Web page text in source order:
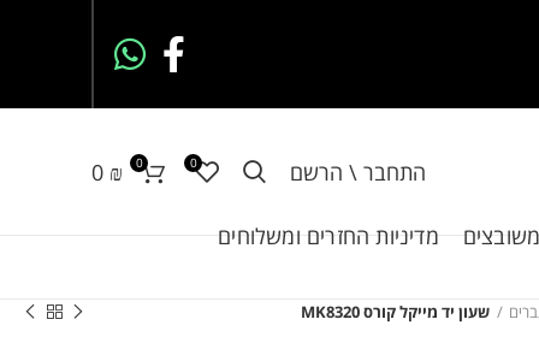
התחבר \ הרשם 0
0
0 ₪
מדיניות החזרים ומשלוחים
שעון יד מייקל קורס MK8320